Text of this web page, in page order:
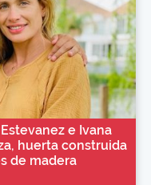
e Ivana
huerta construida
de madera